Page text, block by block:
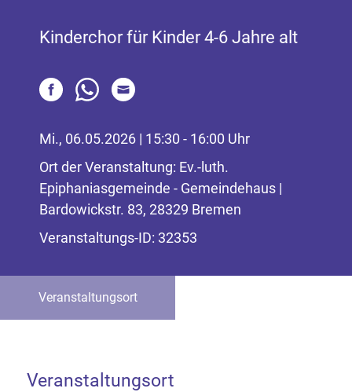
Kinderchor für Kinder 4-6 Jahre alt
Mi., 06.05.2026 | 15:30 - 16:00 Uhr
Ort der Veranstaltung: Ev.-luth.
Epiphaniasgemeinde - Gemeindehaus |
Bardowickstr. 83, 28329 Bremen
Veranstaltungs-ID: 32353
Veranstaltungsort
Veranstaltungsort